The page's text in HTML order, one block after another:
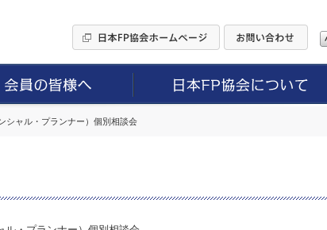
シャル・プランナー）個別相談会